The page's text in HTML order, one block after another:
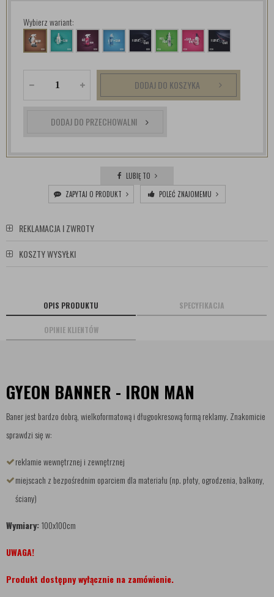
Wybierz wariant:
DODAJ DO KOSZYKA
DODAJ DO PRZECHOWALNI
LUBIĘ TO
ZAPYTAJ O PRODUKT
POLEĆ ZNAJOMEMU
REKLAMACJA I ZWROTY
KOSZTY WYSYŁKI
OPIS PRODUKTU SPECYFIKACJA
OPINIE KLIENTÓW
GYEON BANNER - IRON MAN
Baner jest bardzo dobrą, wielkoformatową i długookresową formą reklamy. Znakomicie
sprawdzi się w:
reklamie wewnętrznej i zewnętrznej
miejscach z bezpośrednim oparciem dla materiału (np. płoty, ogrodzenia, balkony,
ściany)
Wymiary:100x100cm
UWAGA!
Produkt dostępny wyłącznie na zamówienie.